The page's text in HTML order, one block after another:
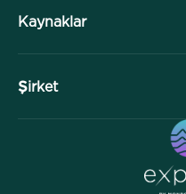
Genel Bakış
Profesyonel Bölüm
Makaleler
Kaynaklar
Ücretsiz Meditasyonlar
Şirket